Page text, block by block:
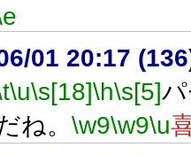
01 20:17
\u\s[18]\h\s[5]
ね。 \w9\w9\u